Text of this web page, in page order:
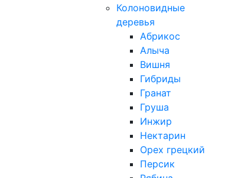
Колоновидные
деревья
Абрикос
Алыча
Вишня
Гибриды
Гранат
Груша
Инжир
Нектарин
Орех грецкий
Персик